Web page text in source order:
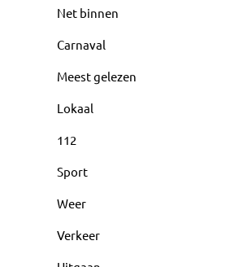
Net binnen
Carnaval
Meest gelezen
Lokaal
112
Sport
Weer
Verkeer